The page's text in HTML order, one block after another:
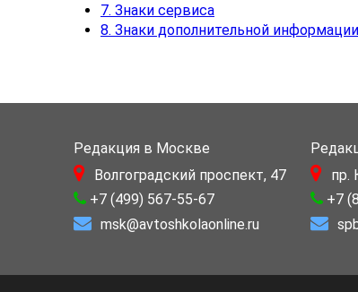
7. Знаки сервиса
8. Знаки дополнительной информации
Редакция в Москве
Волгоградский проспект, 47
+7 (499) 567-55-67
msk@avtoshkolaonline.ru
пр.
+7